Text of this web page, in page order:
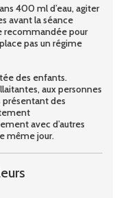
400 ml d’eau, agiter
avant la séance
recommandée pour
pas un régime
des enfants.
aux personnes
présentant des
avec d’autres
même jour.